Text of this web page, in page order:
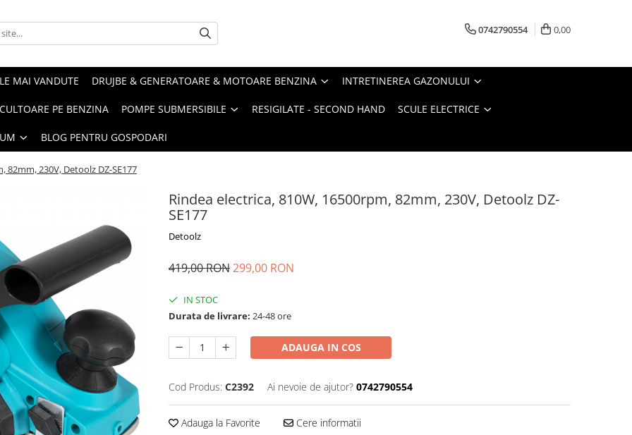
0742790554 0,00
MAI VANDUTE DRUJBE & GENERATOARE & MOTOARE BENZINA INTRETINEREA GAZONULUI
PE BENZINA POMPE SUBMERSIBILE RESIGILATE - SECOND HAND SCULE ELECTRICE
BLOG PENTRU GOSPODARI
82mm, 230V, Detoolz DZ-SE177
Rindea electrica, 810W, 16500rpm, 82mm, 230V, Detoolz DZ-
SE177
Detoolz
419,00 RON299,00 RON
IN STOC
Durata de livrare: 24-48 ore
ADAUGA IN COS
Cod Produs: C2392 Ai nevoie de ajutor? 0742790554
Adauga la Favorite Cere informatii